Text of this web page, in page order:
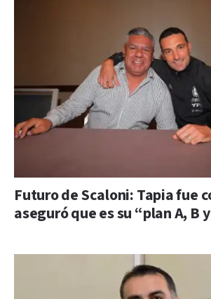
Futuro de Scaloni: Tapia fue
aseguró que es su “plan A, B